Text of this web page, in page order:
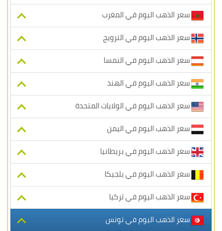
سعر الذهب اليوم في المغرب
سعر الذهب اليوم في النرويج
سعر الذهب اليوم في النمسا
سعر الذهب اليوم في الهند
سعر الذهب اليوم في الولايات المتحدة
سعر الذهب اليوم في اليمن
سعر الذهب اليوم في بريطانيا
سعر الذهب اليوم في بلجيكا
سعر الذهب اليوم في تركيا
سعر الذهب اليوم في تونس